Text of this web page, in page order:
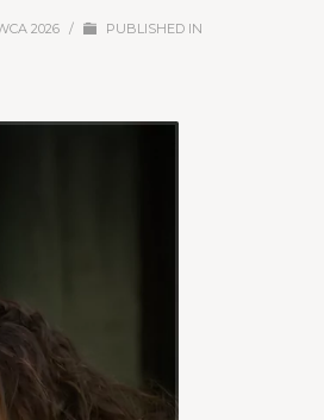
2026 / PUBLISHED IN